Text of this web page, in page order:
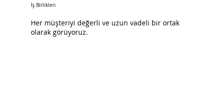
İş Birlikleri
Her müşteriyi değerli ve uzun vadeli bir ortak
olarak görüyoruz.